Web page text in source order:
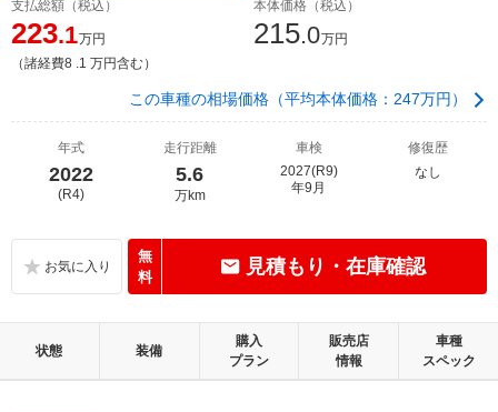
支払総額（税込）
223.1万円
（諸経費8 .1 万円含む）
本体価格（税込）
215.0万円
この車種の相場価格（平均本体価格：247万円）
年式
2022
(R4)
走行距離
5.6
万km
車検
2027(R9)
年9月
修復歴
なし
無
料
見積もり・在庫確認
状態 装備
購入
プラン
販売店
情報
車種
スペック